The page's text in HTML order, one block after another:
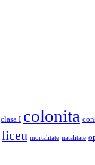
clasa I colonita
liceu mortalitate natalitate